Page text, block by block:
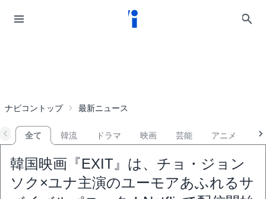
ナビコントップ 最新ニュース
全て 韓流 ドラマ 映画 芸能 アニメ
韓国映画『EXIT』は、チョ・ジョン
ソク×ユナ主演のユーモアあふれるサ